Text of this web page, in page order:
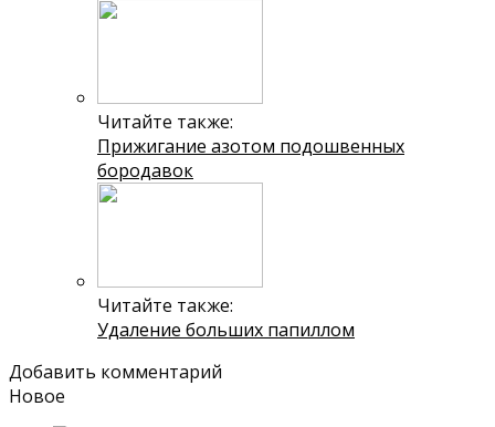
Читайте также:
Прижигание азотом подошвенных
бородавок
Читайте также:
Удаление больших папиллом
Добавить комментарий
Новое